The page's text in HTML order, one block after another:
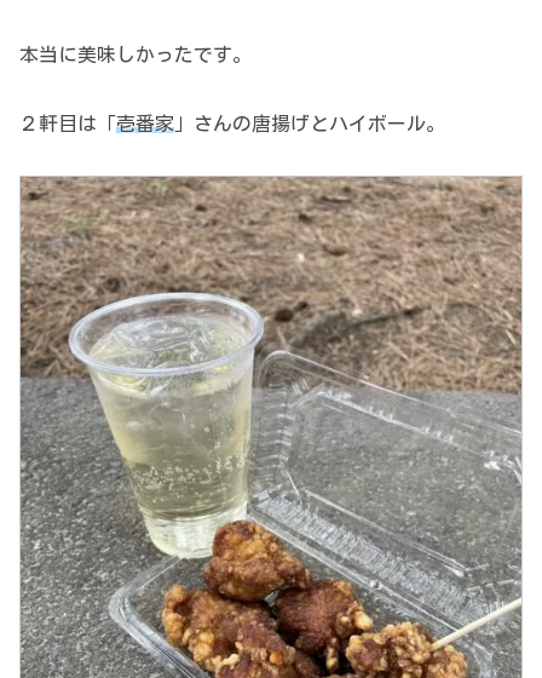
本当に美味しかったです。
２軒目は「 壱番家 」さんの唐揚げとハイボール。